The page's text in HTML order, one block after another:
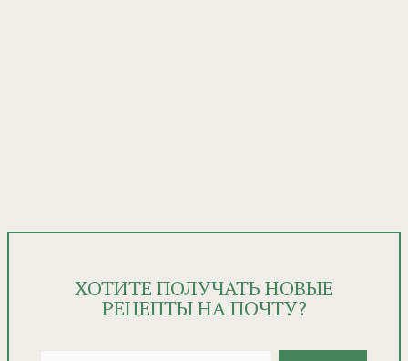
ХОТИТЕ ПОЛУЧАТЬ НОВЫЕ
РЕЦЕПТЫ НА ПОЧТУ?